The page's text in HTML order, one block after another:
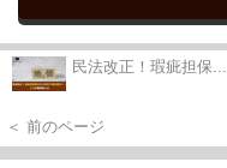
民法改正！瑕疵担保...
＜ 前のページ